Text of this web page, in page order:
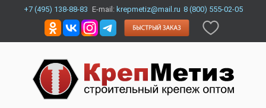
+7 (495) 138-88-83 E-mail: krepmetiz@mail.ru 8 (800) 555-02-05